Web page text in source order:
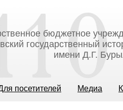
бюджетное
государственный
имени Д.Г.
посетителей Медиа